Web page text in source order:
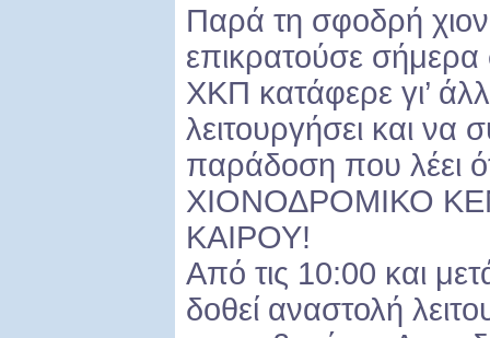
Παρά τη σφοδρή
επικρατούσε
ΧΚΠ κατάφερε γι’
λειτουργήσει και να
παράδοση που λέει
ΧΙΟΝΟΔΡΟΜΙΚΟ
ΚΑΙΡΟΥ!
Από τις 10:00 και
δοθεί αναστολή